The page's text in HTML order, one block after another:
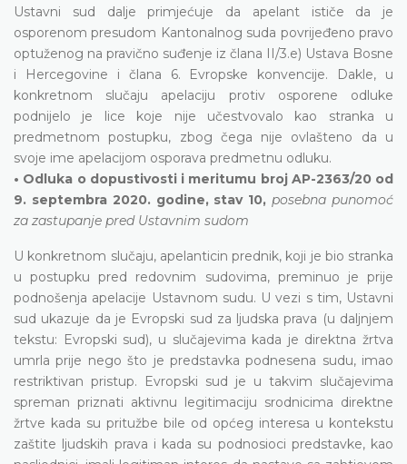
Ustavni sud dalje primjećuje da apelant ističe da je
osporenom presudom Kantonalnog suda povrijeđeno pravo
optuženog na pravično suđenje iz člana II/3.e) Ustava Bosne
i Hercegovine i člana 6. Evropske konvencije. Dakle, u
konkretnom slučaju apelaciju protiv osporene odluke
podnijelo je lice koje nije učestvovalo kao stranka u
predmetnom postupku, zbog čega nije ovlašteno da u
svoje ime apelacijom osporava predmetnu odluku.
• Odluka o dopustivosti i meritumu broj AP-2363/20 od
9. septembra 2020. godine, stav 10,posebna punomoć
za zastupanje pred Ustavnim sudom
U konkretnom slučaju, apelanticin prednik, koji je bio stranka
u postupku pred redovnim sudovima, preminuo je prije
podnošenja apelacije Ustavnom sudu. U vezi s tim, Ustavni
sud ukazuje da je Evropski sud za ljudska prava (u daljnjem
tekstu: Evropski sud), u slučajevima kada je direktna žrtva
umrla prije nego što je predstavka podnesena sudu, imao
restriktivan pristup. Evropski sud je u takvim slučajevima
spreman priznati aktivnu legitimaciju srodnicima direktne
žrtve kada su pritužbe bile od općeg interesa u kontekstu
zaštite ljudskih prava i kada su podnosioci predstavke, kao